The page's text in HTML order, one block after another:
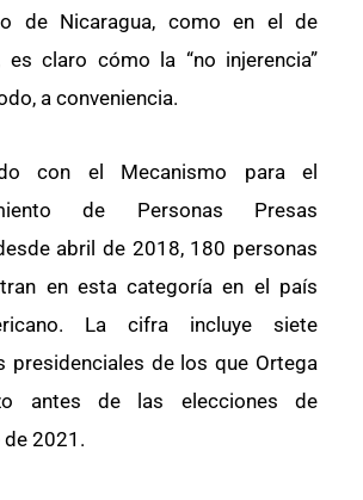
de Nicaragua, como en el de
es claro cómo la “no injerencia”
a conveniencia.
con el Mecanismo para el
de Personas Presas
abril de 2018, 180 personas
en esta categoría en el país
La cifra incluye siete
presidenciales de los que Ortega
antes de las elecciones de
2021.